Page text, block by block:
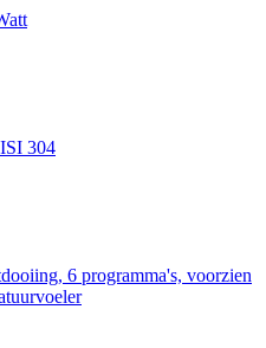
304
6 programma's, voorzien